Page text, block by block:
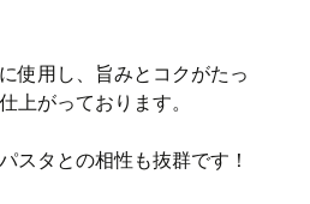
使用し、旨みとコクがたっ
上がっております。
スタとの相性も抜群です！